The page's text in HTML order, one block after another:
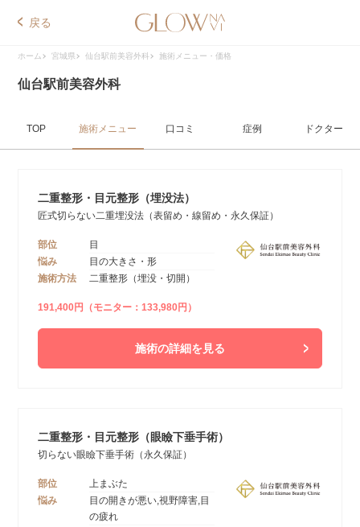
戻る
ホーム 宮城県 仙台駅前美容外科 施術メニュー・価格
仙台駅前美容外科
TOP 施術メニュー 口コミ 症例 ドクター
二重整形・目元整形（埋没法）
匠式切らない二重埋没法（表留め・線留め・永久保証）
部位
目
悩み
目の大きさ・形
施術方法
二重整形（埋没・切開）
191,400円（モニター：133,980円）
施術の詳細を見る
二重整形・目元整形（眼瞼下垂手術）
切らない眼瞼下垂手術（永久保証）
部位
上まぶた
悩み
目の開きが悪い,視野障害,目
の疲れ